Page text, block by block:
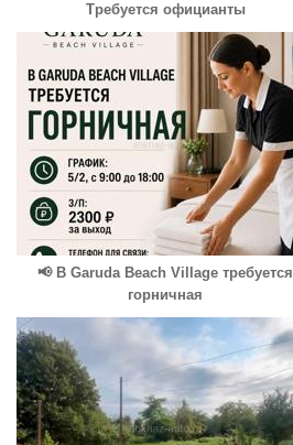
Требуется официанты
📢 В Garuda Beach Village требуется
горничная